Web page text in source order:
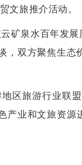
文旅推介活动。
矿泉水百年发展
，双方聚焦生态
地区旅游行业联盟
产业和文旅资源